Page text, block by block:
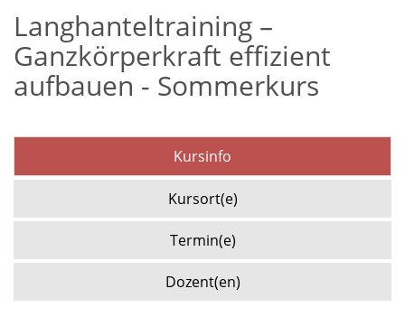
Langhanteltraining –
Ganzkörperkraft effizient
aufbauen - Sommerkurs
Kursinfo
Kursort(e)
Termin(e)
Dozent(en)